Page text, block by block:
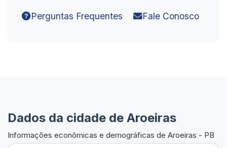
Perguntas Frequentes Fale Conosco
Dados da cidade de Aroeiras
Informações econômicas e demográficas de Aroeiras - PB